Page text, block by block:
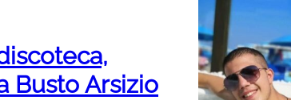
Busto Arsizio